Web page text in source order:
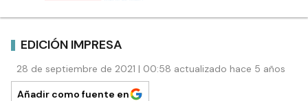
EDICIÓN IMPRESA
28 de septiembre de 2021 | 00:58 actualizado hace 5 años
Añadir como fuente en